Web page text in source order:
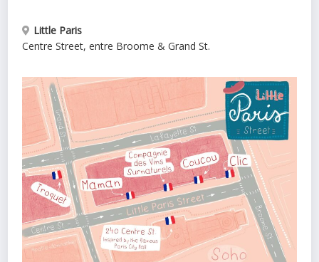
Little Paris
Centre Street, entre Broome & Grand St.